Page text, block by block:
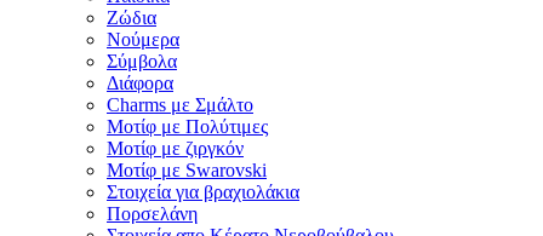
Ζώδια
Νούμερα
Σύμβολα
Διάφορα
Charms με Σμάλτο
Μοτίφ με Πολύτιμες
Μοτίφ με ζιργκόν
Μοτίφ με Swarovski
Στοιχεία για βραχιολάκια
Πορσελάνη